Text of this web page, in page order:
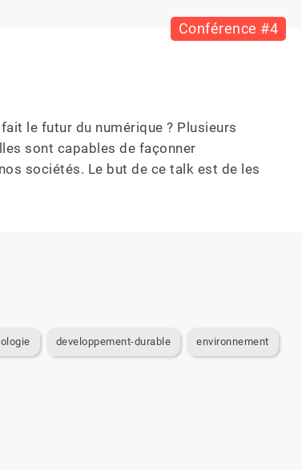
Conférence #4
le futur du numérique ? Plusieurs
sont capables de façonner
sociétés. Le but de ce talk est de les
developpement-durable environnement